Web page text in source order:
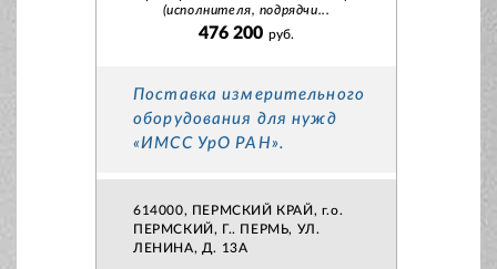
(исполнителя, подрядчи...
476 200 руб.
Поставка измерительного
оборудования для нужд
«ИМСС УрО РАН».
614000, ПЕРМСКИЙ КРАЙ, г.о.
ПЕРМСКИЙ, Г.. ПЕРМЬ, УЛ.
ЛЕНИНА, Д. 13А